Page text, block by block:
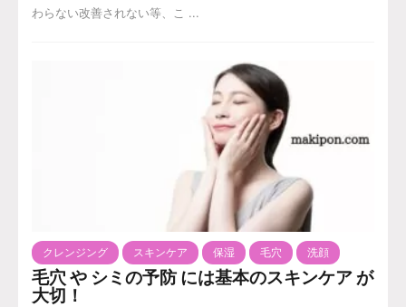
わらない改善されない等、こ ...
クレンジング スキンケア 保湿 毛穴 洗顔
毛穴 や シミの予防 には基本のスキンケア が
大切！